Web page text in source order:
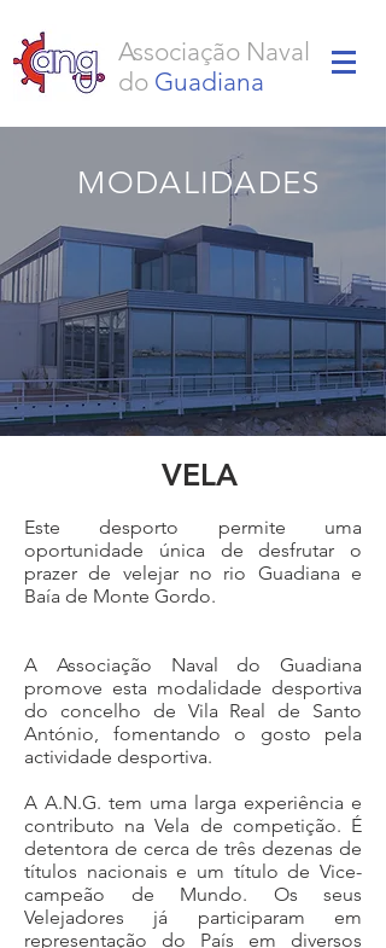
Associação Naval
do Guadiana
MODALIDADES
VELA
Este desporto permite uma
oportunidade única de desfrutar o
prazer de velejar no rio Guadiana e
Baía de Monte Gordo.
A Associação Naval do Guadiana
promove esta modalidade desportiva
do concelho de Vila Real de Santo
António, fomentando o gosto pela
actividade desportiva.
A A.N.G. tem uma larga experiência e
contributo na Vela de competição. É
detentora de cerca de três dezenas de
títulos nacionais e um título de Vice-
campeão de Mundo. Os seus
Velejadores já participaram em
representação do País em diversos